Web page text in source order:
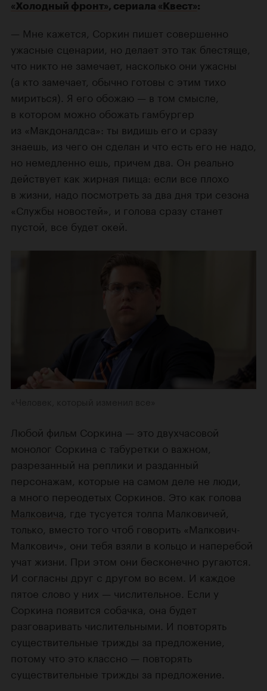
«Холодный фронт», сериала «Квест»:
— Мне кажется, Соркин пишет совершенно
ужасные сценарии, но делает это так блестяще,
что никто не замечает, насколько они ужасны
(а кто замечает, обычно готовы с этим тихо
мириться). Я его обожаю — в том смысле,
в котором можно обожать гамбургер
из «Макдоналдса»: ты видишь его и сразу
знаешь, из чего он сделан и что есть его не надо,
но немедленно ешь, причем два. Он реально
действует как жирная пища: если все плохо
в жизни, надо посмотреть за два дня три сезона
«Службы новостей», и голова сразу станет
пустой, все будет окей.
Любой фильм Соркина — это двухчасовой
монолог Соркина с табуретки о важном,
разрезанный на реплики и разданный
персонажам, которые на самом деле не люди,
а много переодетых Соркинов. Это как голова
Малковича , где тусуется толпа Малковичей,
только, вместо того чтоб говорить «Малкович-
Малкович», они тебя взяли в кольцо и наперебой
учат жизни. При этом они бесконечно ругаются.
И согласны друг с другом во всем. И каждое
пятое слово у них — числительное. Если у
Соркина появится собачка, она будет
разговаривать числительными. И повторять
существительные трижды за предложение,
потому что это классно — повторять
существительные трижды за предложение.